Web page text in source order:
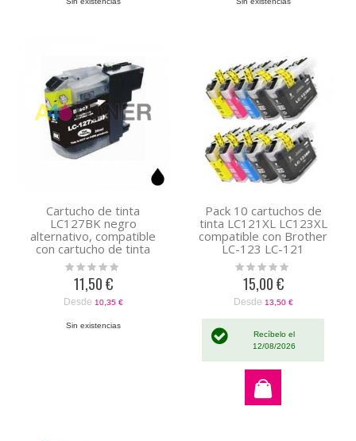
Cartucho de tinta
LC127BK negro
alternativo, compatible
con cartucho de tinta
original Brother
LC127XLBKBP
Rating:
11,50 €
Desde 10,35 €
Sin existencias
Pack 10 cartuchos de
tinta LC121XL LC123XL
compatible con Brother
LC-123 LC-121
Rating:
15,00 €
Desde 13,50 €
Recíbelo el
12/08/2026